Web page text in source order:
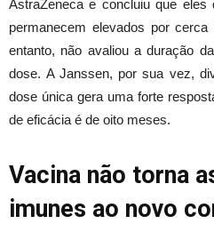
AstraZeneca e concluiu que eles
permanecem elevados por
entanto, não avaliou a duração
dose. A Janssen, por sua vez,
dose única gera uma forte
de eficácia é de oito meses.
Vacina não torna
imunes ao novo